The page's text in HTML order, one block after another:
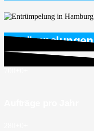
Entrümpelungen